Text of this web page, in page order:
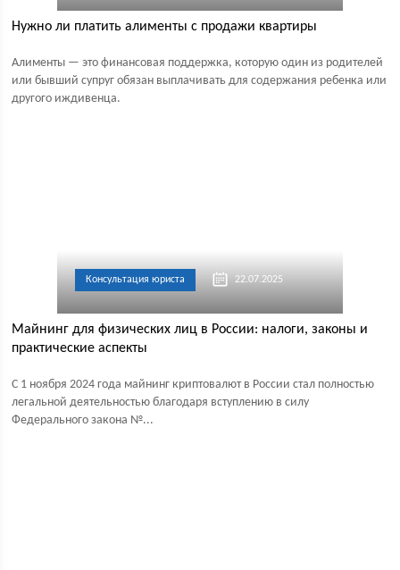
Нужно ли платить алименты с продажи квартиры
Алименты — это финансовая поддержка, которую один из родителей
или бывший супруг обязан выплачивать для содержания ребенка или
другого иждивенца.
Консультация юриста 22.07.2025
Майнинг для физических лиц в России: налоги, законы и
практические аспекты
С 1 ноября 2024 года майнинг криптовалют в России стал полностью
легальной деятельностью благодаря вступлению в силу
Федерального закона №...